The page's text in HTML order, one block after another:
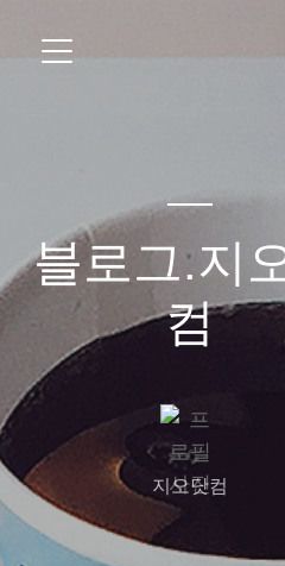
블로그.지
컴
지오닷컴